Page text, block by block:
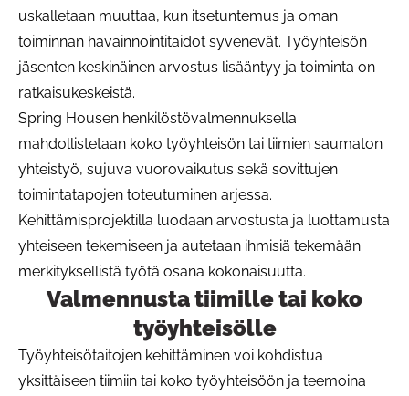
uskalletaan muuttaa, kun itsetuntemus ja oman
toiminnan havainnointitaidot syvenevät. Työyhteisön
jäsenten keskinäinen arvostus lisääntyy ja toiminta on
ratkaisukeskeistä.
Spring Housen henkilöstövalmennuksella
mahdollistetaan koko työyhteisön tai tiimien saumaton
yhteistyö, sujuva vuorovaikutus sekä sovittujen
toimintatapojen toteutuminen arjessa.
Kehittämisprojektilla luodaan arvostusta ja luottamusta
yhteiseen tekemiseen ja autetaan ihmisiä tekemään
merkityksellistä työtä osana kokonaisuutta.
Valmennusta tiimille tai koko
työyhteisölle
Työyhteisötaitojen kehittäminen voi kohdistua
yksittäiseen tiimiin tai koko työyhteisöön ja teemoina